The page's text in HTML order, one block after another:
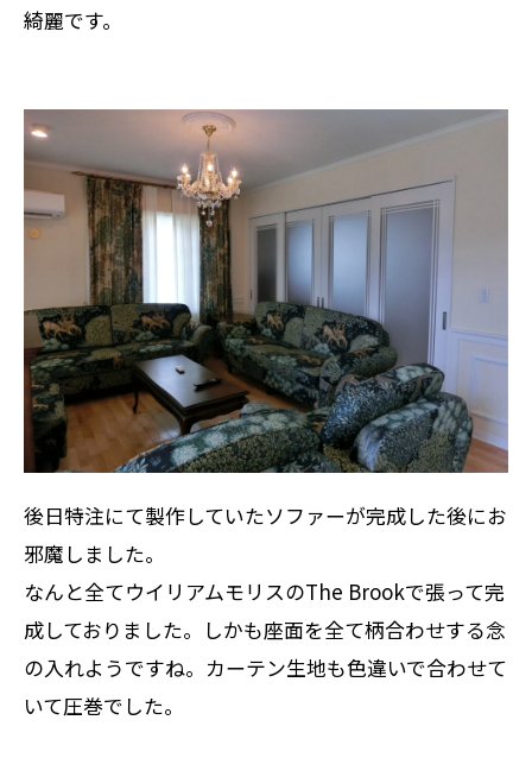
綺麗です。
後日特注にて製作していたソファーが完成した後にお
邪魔しました。
なんと全てウイリアムモリスのThe Brookで張って完
成しておりました。しかも座面を全て柄合わせする念
の入れようですね。カーテン生地も色違いで合わせて
いて圧巻でした。